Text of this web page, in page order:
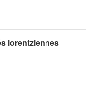
lorentziennes